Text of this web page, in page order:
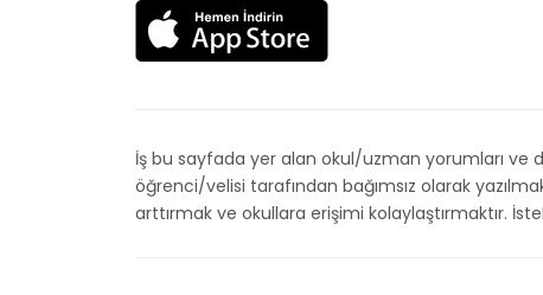
İş bu sayfada yer alan okul/uzman yorumları ve
öğrenci/velisi tarafından bağımsız olarak
arttırmak ve okullara erişimi kolaylaştırmaktır.